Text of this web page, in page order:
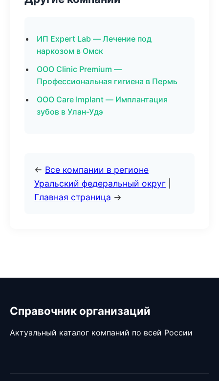
ИП Expert Lab — Лечение под
наркозом в Омск
ООО Clinic Premium —
Профессиональная гигиена в Пермь
ООО Care Implant — Имплантация
зубов в Улан-Удэ
← Все компании в регионе
Уральский федеральный округ
Главная страница →
Справочник организаций
Актуальный каталог компаний по всей России